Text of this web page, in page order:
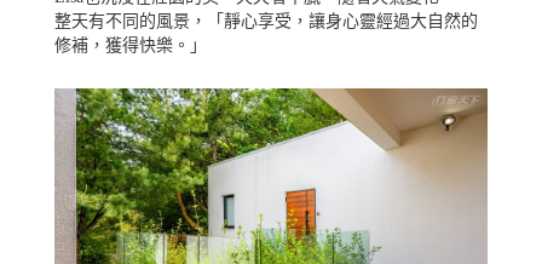
整天有不同的風景，「靜心享受，讓身心靈經過大自然的
修補，獲得快樂。」